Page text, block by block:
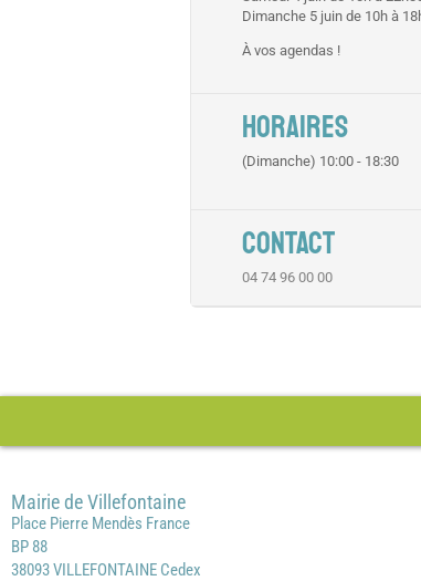
Dimanche 5 juin de 10h à
À vos agendas !
HORAIRES
(Dimanche) 10:00 - 18:30
CONTACT
04 74 96 00 00
Mairie de Villefontaine
Place Pierre Mendès France
BP 88
38093 VILLEFONTAINE Cedex